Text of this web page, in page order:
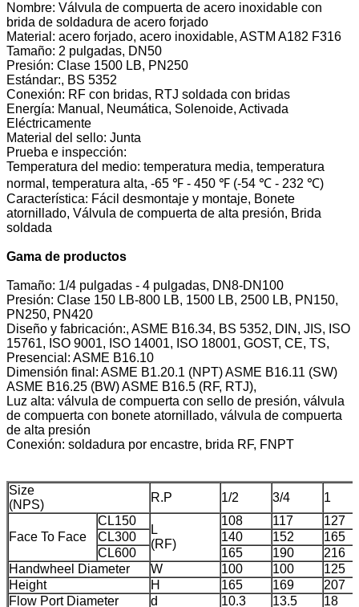
Nombre: Válvula de compuerta de acero inoxidable con
brida de soldadura de acero forjado
Material: acero forjado, acero inoxidable, ASTM A182 F316
Tamaño: 2 pulgadas, DN50
Presión: Clase 1500 LB, PN250
Estándar:, BS 5352
Conexión: RF con bridas, RTJ soldada con bridas
Energía: Manual, Neumática, Solenoide, Activada
Eléctricamente
Material del sello: Junta
Prueba e inspección:
Temperatura del medio: temperatura media, temperatura
normal, temperatura alta, -65 ℉ - 450 ℉ (-54 ℃ - 232 ℃)
Característica: Fácil desmontaje y montaje, Bonete
atornillado, Válvula de compuerta de alta presión, Brida
soldada
Gama de productos
Tamaño: 1/4 pulgadas - 4 pulgadas, DN8-DN100
Presión: Clase 150 LB-800 LB, 1500 LB, 2500 LB, PN150,
PN250, PN420
Diseño y fabricación:, ASME B16.34, BS 5352, DIN, JIS, ISO
15761, ISO 9001, ISO 14001, ISO 18001, GOST, CE, TS,
Presencial: ASME B16.10
Dimensión final: ASME B1.20.1 (NPT) ASME B16.11 (SW)
ASME B16.25 (BW) ASME B16.5 (RF, RTJ),
Luz alta: válvula de compuerta con sello de presión, válvula
de compuerta con bonete atornillado, válvula de compuerta
de alta presión
Conexión: soldadura por encastre, brida RF, FNPT
Size
(NPS)
R.P 1/2 3/4 1
Face To Face
CL150
L
(RF)
108 117
127
CL300
140 152
165
CL600
165 190
216
Handwheel Diameter
W 100 100
125
Height
H 165 169
207
Flow Port Diameter
d 10.3 13.5 18